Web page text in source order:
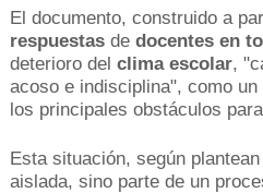
El documento, construido a
respuestasde docentes en
deterioro del clima escolar,
acoso e indisciplina", como
los principales obstáculos
Esta situación, según
aislada, sino parte de un